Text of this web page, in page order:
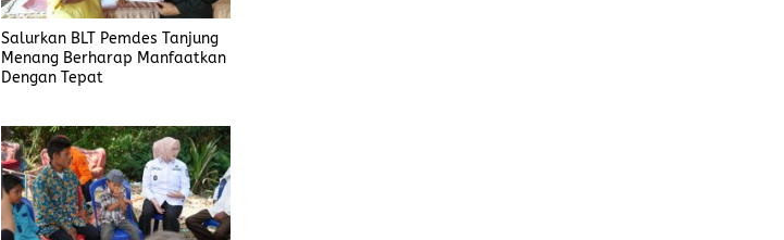
Salurkan BLT Pemdes Tanjung
Menang Berharap Manfaatkan
Dengan Tepat